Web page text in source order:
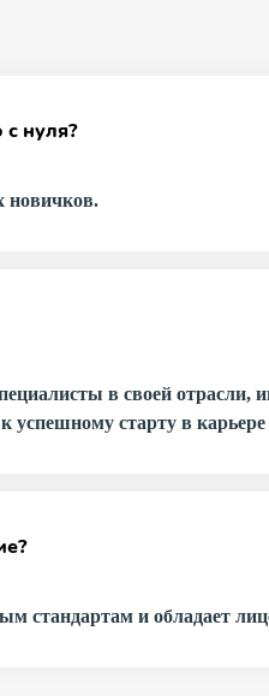
нуля?
новичков.
в своей
успешному старту в
стандартам и обладает